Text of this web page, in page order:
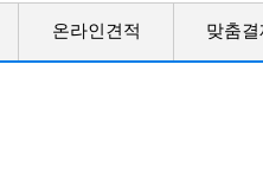
온라인견적 맞춤결